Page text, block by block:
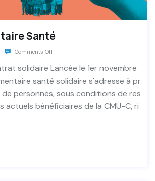
Santé
Comments Off
solidaire Lancée le 1er novembre
santé solidaire s'adresse à pr
de personnes, sous conditions de res
actuels bénéficiaires de la CMU-C, ri